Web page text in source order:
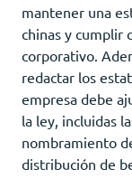
mantener una
chinas y cumplir
corporativo.
redactar los
empresa debe
la ley, incluidas
nombramiento
distribución de